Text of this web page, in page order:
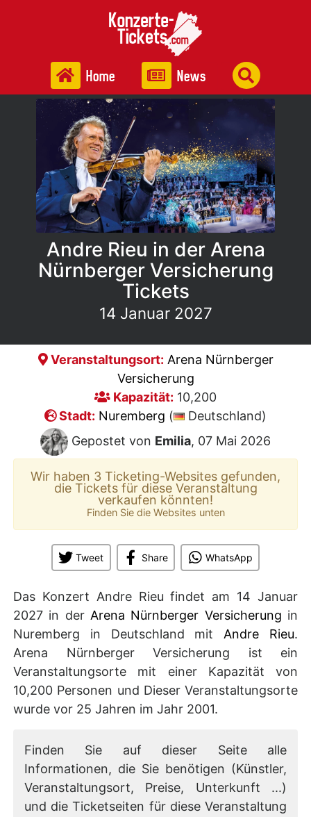
Home News
Andre Rieu in der Arena
Nürnberger Versicherung
Tickets
14 Januar 2027
Veranstaltungsort: Arena Nürnberger
Versicherung
Kapazität: 10,200
Stadt: Nuremberg (
Deutschland)
Gepostet von Emilia, 07 Mai 2026
Wir haben 3 Ticketing-Websites gefunden,
die Tickets für diese Veranstaltung
verkaufen könnten!
Finden Sie die Websites unten
Tweet Share WhatsApp
Das Konzert Andre Rieu findet am 14 Januar
2027 in der Arena Nürnberger Versicherung in
Nuremberg in Deutschland mitAndre Rieu.
Arena Nürnberger Versicherung ist ein
Veranstaltungsorte mit einer Kapazität von
10,200 Personen und Dieser Veranstaltungsorte
wurde vor 25 Jahren im Jahr 2001.
Finden Sie auf dieser Seite alle
Informationen, die Sie benötigen (Künstler,
Veranstaltungsort, Preise, Unterkunft ...)
und die Ticketseiten für diese Veranstaltung